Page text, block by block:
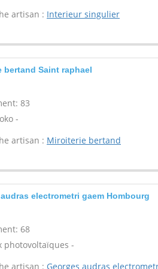
artisan : Interieur singulier
bertand Saint raphael
83
-
artisan : Miroiterie bertand
electrometri gaem Hombourg
68
photovoltaïques -
artisan : Georges audras